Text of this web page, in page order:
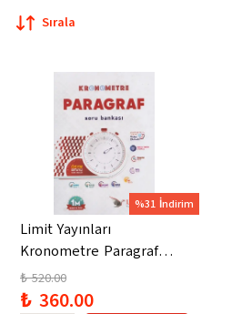
Sırala
%31 İndirim
Limit Yayınları
Kronometre Paragraf
Soru Bankası
₺ 520.00
₺ 360.00